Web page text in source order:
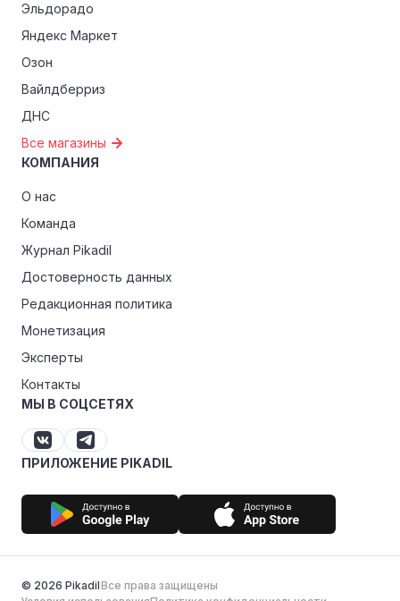
Эльдорадо
Яндекс Маркет
Озон
Вайлдберриз
ДНС
Все магазины
КОМПАНИЯ
О нас
Команда
Журнал Pikadil
Достоверность данных
Редакционная политика
Монетизация
Эксперты
Контакты
МЫ В СОЦСЕТЯХ
ПРИЛОЖЕНИЕ PIKADIL
© 2026 PikadilВсе права защищены